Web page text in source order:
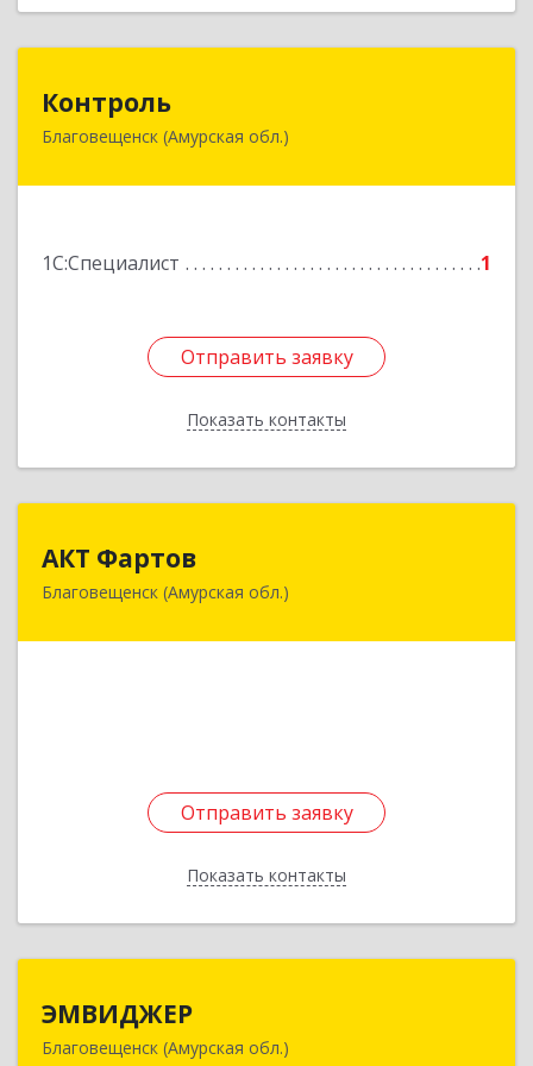
Контроль
Благовещенск (Амурская обл.)
1С:Специалист 1
Отправить заявку
Показать контакты
675016, Амурская обл, Благовещенск г,
Отправить заявку
Назад
АКТ Фартов
Благовещенск (Амурская обл.)
Отправить заявку
Показать контакты
675000, Амурская обл, Благовещенск г,
Отправить заявку
Назад
ЭМВИДЖЕР
Благовещенск (Амурская обл.)
675000, Амурская обл, Благовещенск г,